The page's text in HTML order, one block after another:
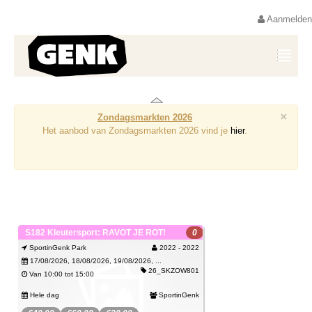
Aanmelden
×
Zondagsmarkten 2026
Het aanbod van Zondagsmarkten 2026 vind je hier.
S182 Kleutersport: RAVOT JE ROT! 0
SportinGenk Park
2022 - 2022
17/08/2026, 18/08/2026, 19/08/2026, ...
26_SKZOW801
Van 10:00 tot 15:00
Hele dag SportinGenk